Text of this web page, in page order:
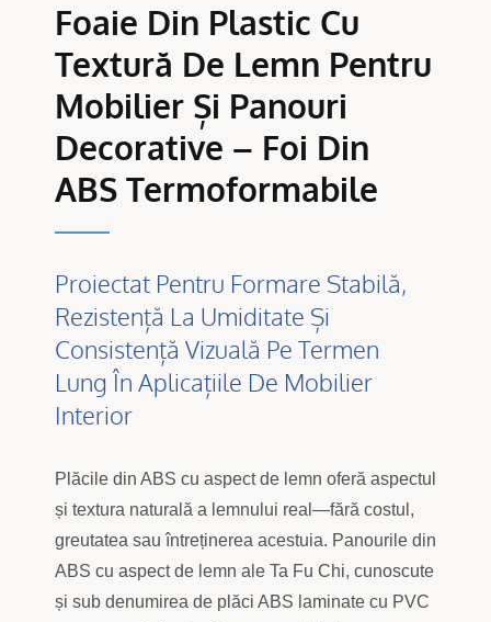
Foaie Din Plastic Cu
Textură De Lemn Pentru
Mobilier Și Panouri
Decorative – Foi Din
ABS Termoformabile
Proiectat Pentru Formare Stabilă,
Rezistență La Umiditate Și
Consistență Vizuală Pe Termen
Lung În Aplicațiile De Mobilier
Interior
Plăcile din ABS cu aspect de lemn oferă aspectul
și textura naturală a lemnului real—fără costul,
greutatea sau întreținerea acestuia. Panourile din
ABS cu aspect de lemn ale Ta Fu Chi, cunoscute
și sub denumirea de plăci ABS laminate cu PVC